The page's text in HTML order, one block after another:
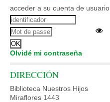
acceder a su cuenta de usuario
Olvidé mi contraseña
DIRECCIÓN
Biblioteca Nuestros Hijos
Miraflores 1443